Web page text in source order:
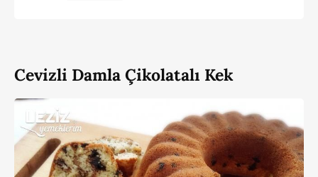
Cevizli Damla Çikolatalı Kek